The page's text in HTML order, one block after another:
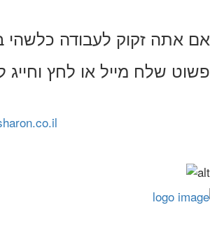
...אם אתה זקוק לעבודה כלשהי
פשוט שלח מייל או לחץ